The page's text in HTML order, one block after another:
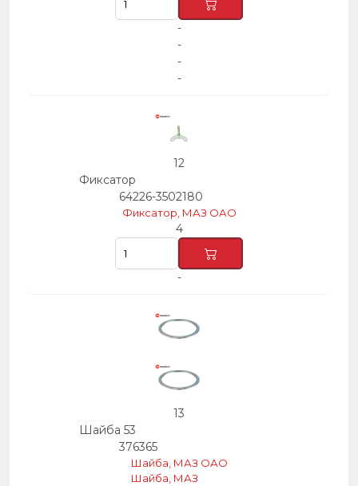
-
-
-
-
12
Фиксатор
64226-3502180
Фиксатор, МАЗ ОАО
4
-
13
Шайба 53
376365
Шайба, МАЗ ОАО
Шайба, МАЗ